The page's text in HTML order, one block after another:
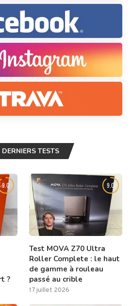
DERNIERS TESTS
9.0
?
9.0
Test MOVA Z70 Ultra
Roller Complete : le haut
de gamme à rouleau
passé au crible
17 juillet 2026